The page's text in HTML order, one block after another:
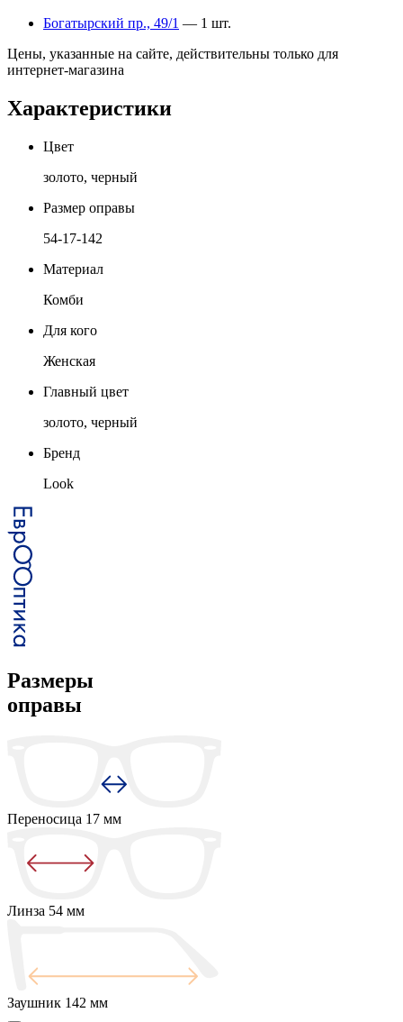
Богатырский пр., 49/1 — 1 шт.
Цены, указанные на сайте, действительны только для
интернет-магазина
Характеристики
Цвет
золото, черный
Размер оправы
54-17-142
Материал
Комби
Для кого
Женская
Главный цвет
золото, черный
Бренд
Look
Размеры
оправы
Переносица 17 мм
Линза 54 мм
Заушник 142 мм